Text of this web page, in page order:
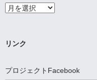
ア
ー
ブ
リンク
プロジェクトFacebook